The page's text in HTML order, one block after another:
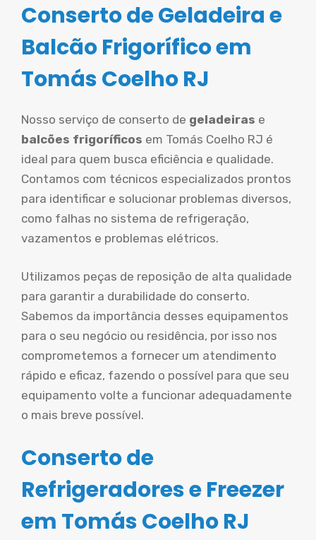
Conserto de Geladeira e
Balcão Frigorífico em
Tomás Coelho RJ
Nosso serviço de conserto de geladeiras e
balcões frigoríficos em Tomás Coelho RJ é
ideal para quem busca eficiência e qualidade.
Contamos com técnicos especializados prontos
para identificar e solucionar problemas diversos,
como falhas no sistema de refrigeração,
vazamentos e problemas elétricos.
Utilizamos peças de reposição de alta qualidade
para garantir a durabilidade do conserto.
Sabemos da importância desses equipamentos
para o seu negócio ou residência, por isso nos
comprometemos a fornecer um atendimento
rápido e eficaz, fazendo o possível para que seu
equipamento volte a funcionar adequadamente
o mais breve possível.
Conserto de
Refrigeradores e Freezer
em Tomás Coelho RJ